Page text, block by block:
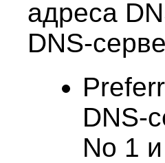
адреса
DNS-
DNS-
No 1 и